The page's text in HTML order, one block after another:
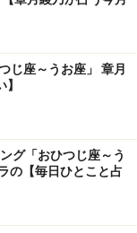
エス・ノーをハ
は運命、追いか
まれ）
たり、何かダメ
じ座～うお座」 章月
グ「おひつじ座～う
の【毎日ひとこと占